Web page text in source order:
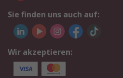
Sie finden uns auch auf:
Wir akzeptieren: